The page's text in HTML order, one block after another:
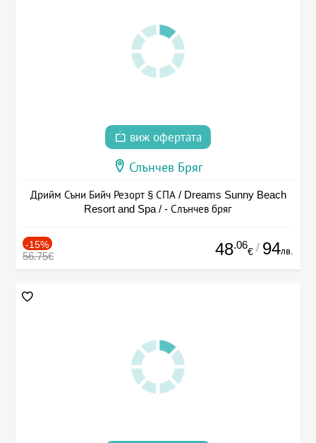
виж офертата
Слънчев Бряг
Дрийм Съни Бийч Резорт § СПА / Dreams Sunny Beach
Resort and Spa / - Слънчев бряг
-15%
56.75€ 48.06
€ / 94лв.